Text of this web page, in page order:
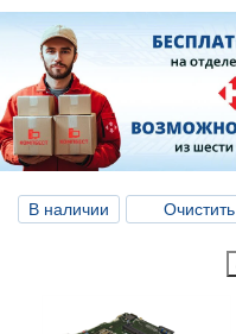
В наличии Очистить